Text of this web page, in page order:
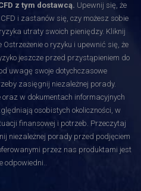
z tym dostawcą. Upewnij się, że
i zastanów się, czy możesz sobie
utraty swoich pieniędzy. Kliknij
o ryzyku i upewnić się, że
jeszcze przed przystąpieniem do
uwagę swoje dotychczasowe
zasięgnij niezależnej porady.
w dokumentach informacyjnych
osobistych okoliczności, w
finansowej i potrzeb. Przeczytaj
niezależnej porady przed podjęciem
przez nas produktami jest
odpowiedni..